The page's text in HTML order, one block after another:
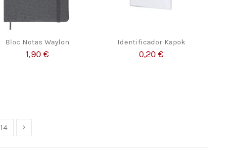
Bloc Notas Waylon
1,90 €
Identificador Kapok
0,20 €
14